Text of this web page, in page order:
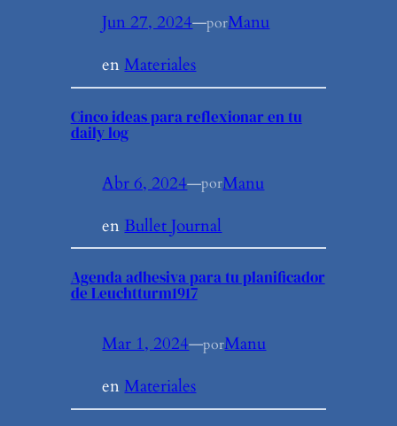
Jun 27, 2024—porManu
enMateriales
Cinco ideas para reflexionar en tu
daily log
Abr 6, 2024—porManu
enBullet Journal
Agenda adhesiva para tu planificador
de Leuchtturm1917
Mar 1, 2024—porManu
enMateriales